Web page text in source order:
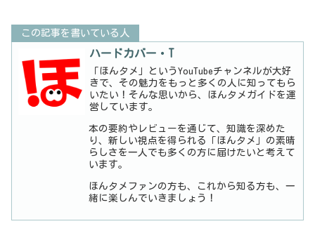
この記事を書いている人
ハードカバー・T
「ほんタメ」というYouTubeチャンネルが大好
きで、その魅力をもっと多くの人に知ってもら
いたい！そんな思いから、ほんタメガイドを運
営しています。
本の要約やレビューを通じて、知識を深めた
り、新しい視点を得られる「ほんタメ」の素晴
らしさを一人でも多くの方に届けたいと考えて
います。
ほんタメファンの方も、これから知る方も、一
緒に楽しんでいきましょう！